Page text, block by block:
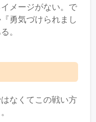
メージがない。で
勇気づけられまし
。
なくてこの戦い方